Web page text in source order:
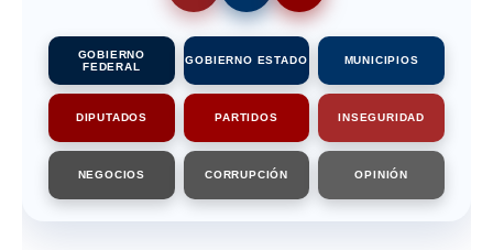
GOBIERNO
FEDERAL
GOBIERNO ESTADO MUNICIPIOS
DIPUTADOS PARTIDOS INSEGURIDAD
NEGOCIOS CORRUPCIÓN OPINIÓN